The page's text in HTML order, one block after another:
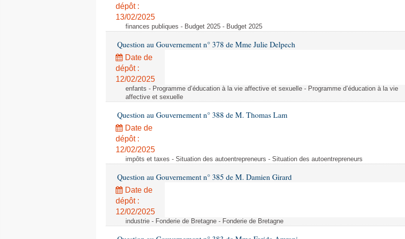
dépôt :
13/02/2025
finances publiques - Budget 2025 - Budget 2025
Question au Gouvernement n° 378 de Mme Julie Delpech
Date de
dépôt :
12/02/2025
enfants - Programme d’éducation à la vie affective et sexuelle - Programme d’éducation à la vie
affective et sexuelle
Question au Gouvernement n° 388 de M. Thomas Lam
Date de
dépôt :
12/02/2025
impôts et taxes - Situation des autoentrepreneurs - Situation des autoentrepreneurs
Question au Gouvernement n° 385 de M. Damien Girard
Date de
dépôt :
12/02/2025
industrie - Fonderie de Bretagne - Fonderie de Bretagne